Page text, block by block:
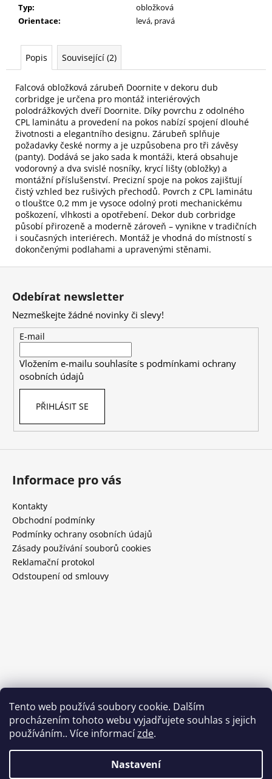
Tento web používá soubory cookie. Dalším
procházením tohoto webu vyjadřujete souhlas s jejich
používáním.. Více informacízde.
Nastavení
Typ:
obložková
Orientace: levá, pravá
Popis Související (2)
Falcová obložková zárubeň Doornite v dekoru dub
corbridge je určena pro montáž interiérových
polodrážkových dveří Doornite. Díky povrchu z odolného
CPL laminátu a provedení na pokos nabízí spojení dlouhé
životnosti a elegantního designu. Zárubeň splňuje
požadavky české normy a je uzpůsobena pro tři závěsy
(panty). Dodává se jako sada k montáži, která obsahuje
vodorovný a dva svislé nosníky, krycí lišty (obložky) a
montážní příslušenství. Precizní spoje na pokos zajišťují
čistý vzhled bez rušivých přechodů. Povrch z CPL laminátu
o tloušťce 0,2 mm je vysoce odolný proti mechanickému
poškození, vlhkosti a opotřebení. Dekor dub corbridge
působí přirozeně a moderně zároveň – vynikne v tradičních
i současných interiérech. Montáž je vhodná do místností s
dokončenými podlahami a upravenými stěnami.
Z
Odebírat newsletter
Nezmeškejte žádné novinky či slevy!
E-mail
Vložením e-mailu souhlasíte s podmínkami ochrany
osobních údajů
PŘIHLÁSIT SE
Informace pro vás
Kontakty
Obchodní podmínky
Podmínky ochrany osobních údajů
Zásady používání souborů cookies
Reklamační protokol
Odstoupení od smlouvy